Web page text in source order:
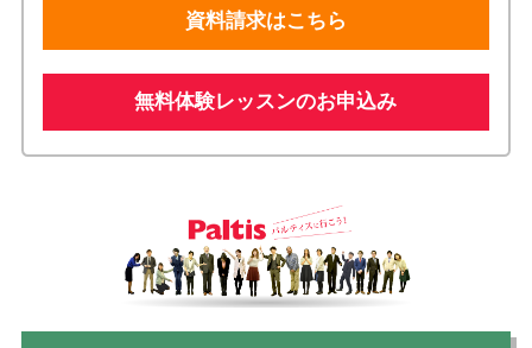
資料請求はこちら
無料体験レッスンのお申込み